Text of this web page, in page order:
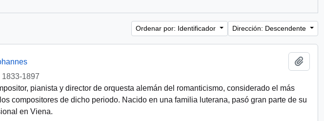
Ordenar por: Identificador Dirección: Descendente
1833-1897
pianista y director de orquesta alemán del romanticismo, considerado el más
compositores de dicho periodo. Nacido en una familia luterana, pasó gran parte de su
en Viena.